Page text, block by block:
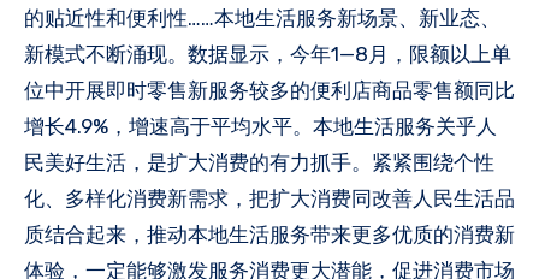
的贴近性和便利性……本地生活服务新场景、新业态、
新模式不断涌现。数据显示，今年1—8月，限额以上单
位中开展即时零售新服务较多的便利店商品零售额同比
增长4.9%，增速高于平均水平。本地生活服务关乎人
民美好生活，是扩大消费的有力抓手。紧紧围绕个性
化、多样化消费新需求，把扩大消费同改善人民生活品
质结合起来，推动本地生活服务带来更多优质的消费新
体验，一定能够激发服务消费更大潜能，促进消费市场